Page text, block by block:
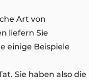
Art von
liefern Sie
einige Beispiele
Sie haben also die